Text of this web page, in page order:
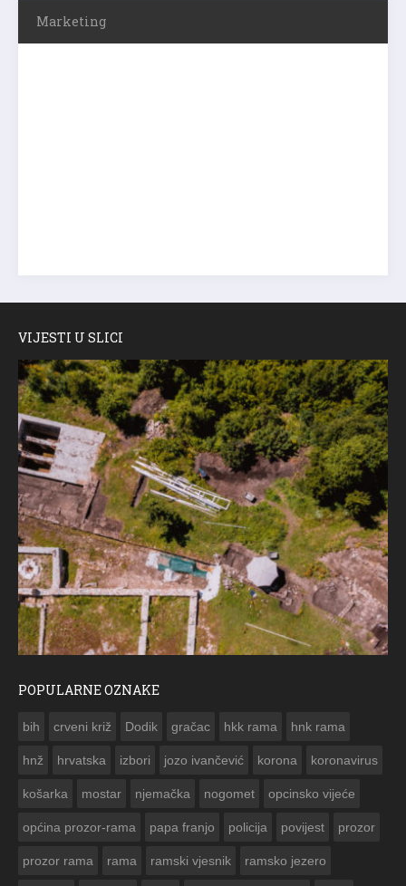
Marketing
VIJESTI U SLICI
POPULARNE OZNAKE
bih crveni križ Dodik gračac hkk rama hnk rama
hnž hrvatska izbori jozo ivančević korona koronavirus
košarka mostar njemačka nogomet opcinsko vijeće
općina prozor-rama papa franjo policija povijest prozor
prozor rama rama ramski vjesnik ramsko jezero